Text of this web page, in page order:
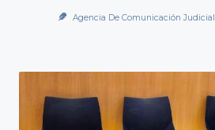
Agencia De Comunicación Judicial